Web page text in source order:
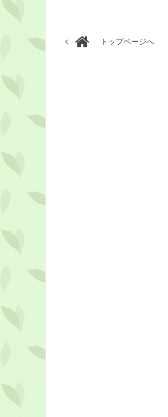
トップページへ